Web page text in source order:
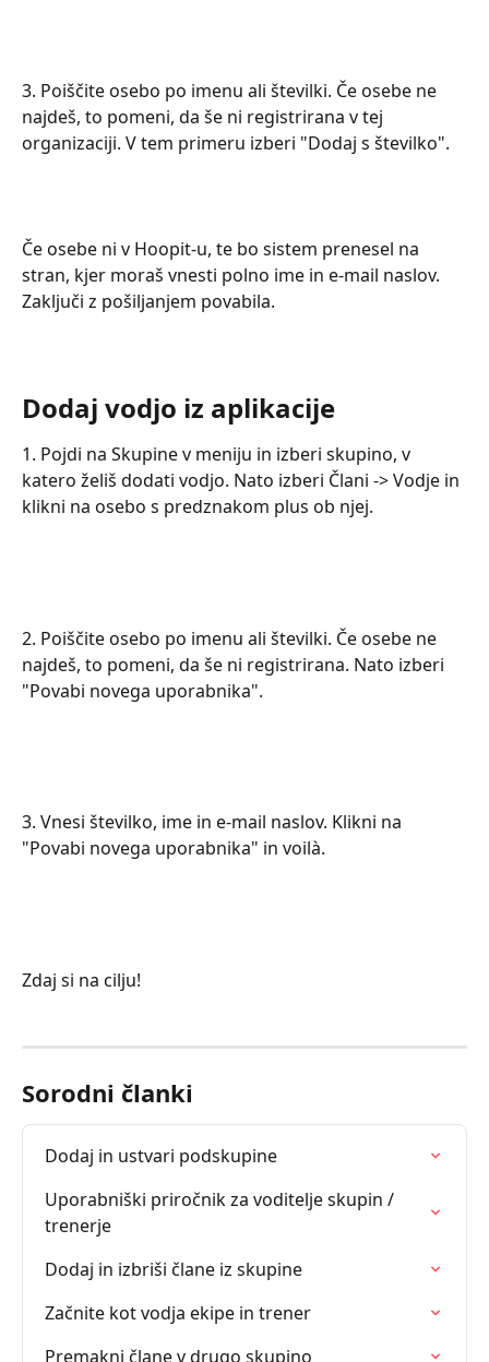
3. Poiščite osebo po imenu ali številki. Če osebe ne
najdeš, to pomeni, da še ni registrirana v tej
organizaciji. V tem primeru izberi "Dodaj s številko".
Če osebe ni v Hoopit-u, te bo sistem prenesel na
stran, kjer moraš vnesti polno ime in e-mail naslov.
Zaključi z pošiljanjem povabila.
Dodaj vodjo iz aplikacije
1. Pojdi na Skupine v meniju in izberi skupino, v
katero želiš dodati vodjo. Nato izberi Člani -> Vodje in
klikni na osebo s predznakom plus ob njej.
2. Poiščite osebo po imenu ali številki. Če osebe ne
najdeš, to pomeni, da še ni registrirana. Nato izberi
"Povabi novega uporabnika".
3. Vnesi številko, ime in e-mail naslov. Klikni na
"Povabi novega uporabnika" in voilà.
Zdaj si na cilju!
Sorodni članki
Dodaj in ustvari podskupine
Uporabniški priročnik za voditelje skupin /
trenerje
Dodaj in izbriši člane iz skupine
Začnite kot vodja ekipe in trener
Premakni člane v drugo skupino